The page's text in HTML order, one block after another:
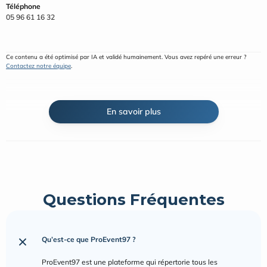
En savoir plus
Téléphone
05 96 61 16 32
Contactez notre équipe.
Questions Fréquentes
Qu’est-ce que ProEvent97 ?
ProEvent97 est une plateforme qui répertorie tous les